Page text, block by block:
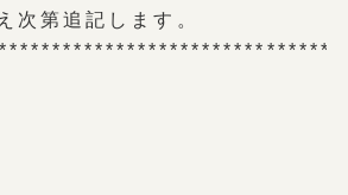
次第追記します。